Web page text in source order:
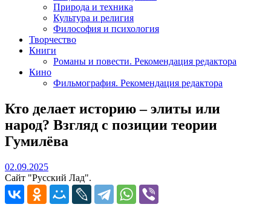
Природа и техника
Культура и религия
Философия и психология
Творчество
Книги
Романы и повести. Рекомендация редактора
Кино
Фильмография. Рекомендация редактора
Кто делает историю – элиты или
народ? Взгляд с позиции теории
Гумилёва
02.09.202502.09.2025
Сайт "Русский Лад".